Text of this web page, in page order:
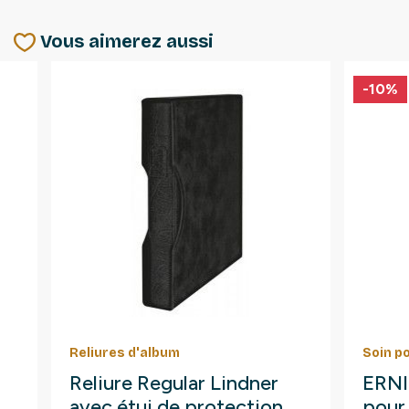
Vous aimerez aussi
Reliures d'album
Reliure Regular Lindner
Soin
-10%